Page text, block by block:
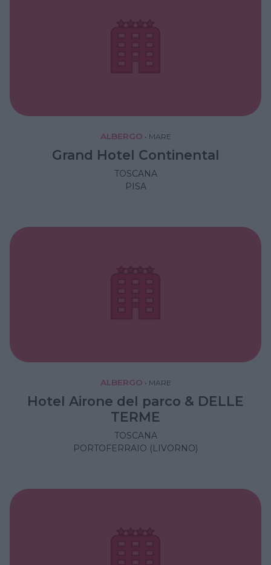
ALBERGO • MARE
Grand Hotel Continental
TOSCANA
PISA
ALBERGO • MARE
Hotel Airone del parco & DELLE
TERME
TOSCANA
PORTOFERRAIO (LIVORNO)